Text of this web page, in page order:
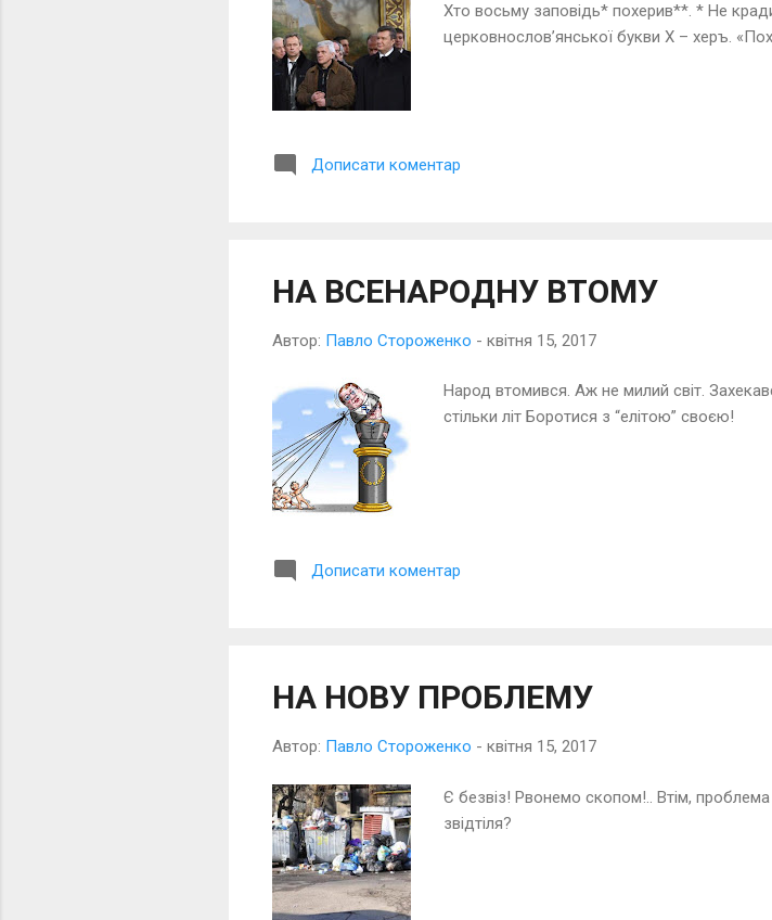
Хто восьму заповідь* похерив**. * Не
церковнослов’янської букви Х – херъ.
Дописати коментар
НА ВСЕНАРОДНУ ВТОМУ
Автор: Павло Стороженко - квітня 15, 2017
Народ втомився. Аж не милий світ.
стільки літ Боротися з “елітою” своєю!
Дописати коментар
НА НОВУ ПРОБЛЕМУ
Автор: Павло Стороженко - квітня 15, 2017
Є безвіз! Рвонемо скопом!.. Втім,
звідтіля?